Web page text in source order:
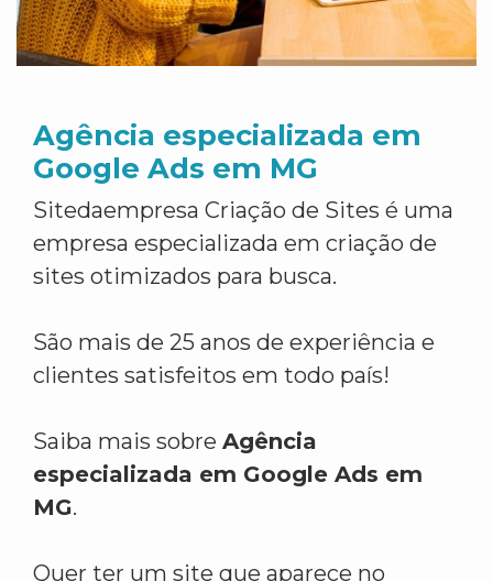
Agência especializada em
Google Ads em MG
Sitedaempresa Criação de Sites é uma
empresa especializada em criação de
sites otimizados para busca.
São mais de 25 anos de experiência e
clientes satisfeitos em todo país!
Saiba mais sobre Agência
especializada em Google Ads em
MG.
Quer ter um site que aparece no